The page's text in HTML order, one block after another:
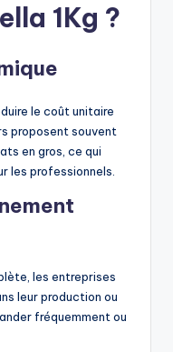
1Kg ?
le coût unitaire
proposent souvent
en gros, ce qui
les professionnels.
les entreprises
leur production ou
fréquemment ou